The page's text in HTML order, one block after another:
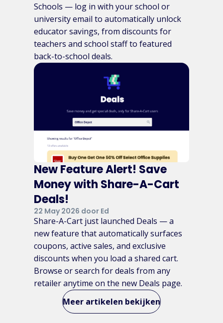
Schools — log in with your school or
university email to automatically unlock
educator savings, from discounts for
teachers and school staff to featured
back-to-school deals.
New Feature Alert! Save
Money with Share-A-Cart
Deals!
22 May 2026 door Ed
Share-A-Cart just launched Deals — a
new feature that automatically surfaces
coupons, active sales, and exclusive
discounts when you load a shared cart.
Browse or search for deals from any
retailer anytime on the new Deals page.
Meer artikelen bekijken